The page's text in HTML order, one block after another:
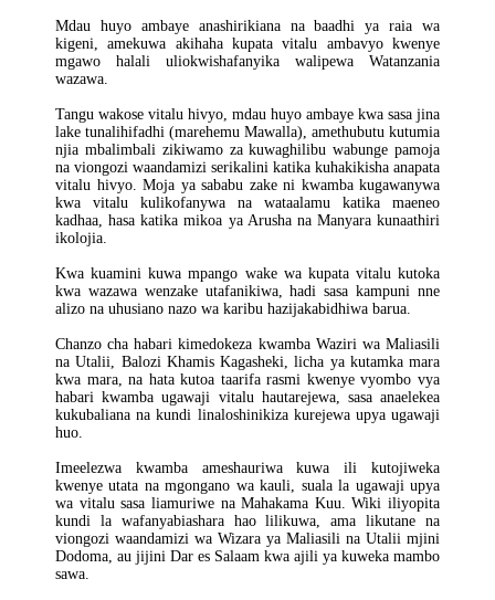
Mdau huyo ambaye anashirikiana na baadhi ya raia wa
kigeni, amekuwa akihaha kupata vitalu ambavyo kwenye
mgawo halali uliokwishafanyika walipewa Watanzania
wazawa.
Tangu wakose vitalu hivyo, mdau huyo ambaye kwa sasa jina
lake tunalihifadhi (marehemu Mawalla), amethubutu kutumia
njia mbalimbali zikiwamo za kuwaghilibu wabunge pamoja
na viongozi waandamizi serikalini katika kuhakikisha anapata
vitalu hivyo. Moja ya sababu zake ni kwamba kugawanywa
kwa vitalu kulikofanywa na wataalamu katika maeneo
kadhaa, hasa katika mikoa ya Arusha na Manyara kunaathiri
ikolojia.
Kwa kuamini kuwa mpango wake wa kupata vitalu kutoka
kwa wazawa wenzake utafanikiwa, hadi sasa kampuni nne
alizo na uhusiano nazo wa karibu hazijakabidhiwa barua.
Chanzo cha habari kimedokeza kwamba Waziri wa Maliasili
na Utalii, Balozi Khamis Kagasheki, licha ya kutamka mara
kwa mara, na hata kutoa taarifa rasmi kwenye vyombo vya
habari kwamba ugawaji vitalu hautarejewa, sasa anaelekea
kukubaliana na kundi linaloshinikiza kurejewa upya ugawaji
huo.
Imeelezwa kwamba ameshauriwa kuwa ili kutojiweka
kwenye utata na mgongano wa kauli, suala la ugawaji upya
wa vitalu sasa liamuriwe na Mahakama Kuu. Wiki iliyopita
kundi la wafanyabiashara hao lilikuwa, ama likutane na
viongozi waandamizi wa Wizara ya Maliasili na Utalii mjini
Dodoma, au jijini Dar es Salaam kwa ajili ya kuweka mambo
sawa.